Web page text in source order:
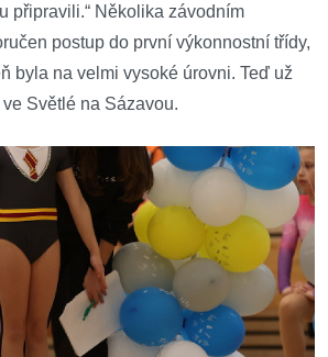
připravili.“ Několika závodním
postup do první výkonnostní třídy,
byla na velmi vysoké úrovni. Teď už
Světlé na Sázavou.